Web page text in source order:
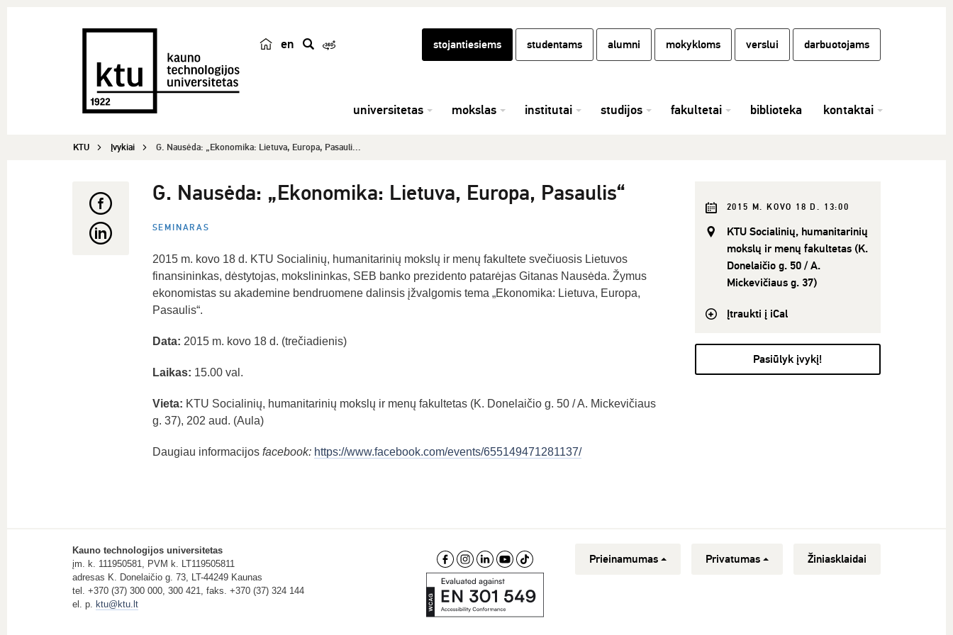
en
k
stojantiesiems studentams alumni mokykloms verslui darbuotojams
universitetas mokslas institutai studijos fakultetai biblioteka kontaktai
KTU Įvykiai G. Nausėda: „Ekonomika: Lietuva, Europa, Pasauli...
G. Nausėda: „Ekonomika: Lietuva, Europa, Pasaulis“
SEMINARAS
2015 m. kovo 18 d. KTU Socialinių, humanitarinių mokslų ir menų fakultete svečiuosis Lietuvos
finansininkas, dėstytojas, mokslininkas, SEB banko prezidento patarėjas Gitanas Nausėda. Žymus
ekonomistas su akademine bendruomene dalinsis įžvalgomis tema „Ekonomika: Lietuva, Europa,
Pasaulis“.
Data: 2015 m. kovo 18 d. (trečiadienis)
Laikas: 15.00 val.
Vieta: KTU Socialinių, humanitarinių mokslų ir menų fakultetas (K. Donelaičio g. 50 / A. Mickevičiaus
g. 37), 202 aud. (Aula)
Daugiau informacijos facebook: https://www.facebook.com/events/655149471281137/
2015 M. KOVO 18 D. 13:00
KTU Socialinių, humanitarinių
mokslų ir menų fakultetas (K.
Donelaičio g. 50 / A.
Mickevičiaus g. 37)
Įtraukti į iCal
Pasiūlyk įvykį!
Kauno technologijos universitetas
įm. k. 111950581, PVM k. LT119505811
adresas K. Donelaičio g. 73, LT-44249 Kaunas
tel. +370 (37) 300 000, 300 421, faks. +370 (37) 324 144
el. p. ktu@ktu.lt
Prieinamumas Privatumas Žiniasklaidai